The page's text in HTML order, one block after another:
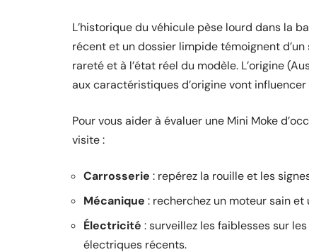
L’historique du véhicule pèse lourd dans la
récent et un dossier limpide témoignent d’un
rareté et à l’état réel du modèle. L’origine
aux caractéristiques d’origine vont
Pour vous aider à évaluer une Mini Moke
visite :
Carrosserie : repérez la rouille et les
Mécanique : recherchez un moteur sain
Électricité : surveillez les faiblesses sur
électriques récents.